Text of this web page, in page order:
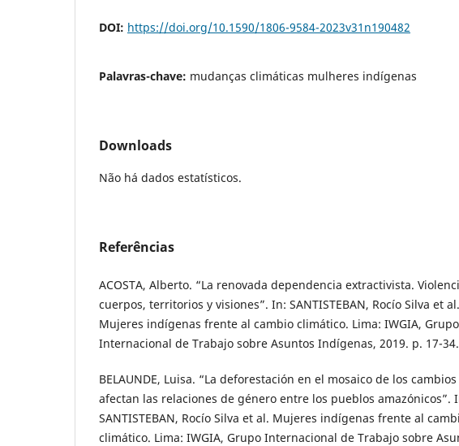
DOI: https://doi.org/10.1590/1806-9584-2023v31n190482
Palavras-chave: mudanças climáticas mulheres indígenas
Downloads
Não há dados estatísticos.
Referências
ACOSTA, Alberto. “La renovada dependencia extractivista.
cuerpos, territorios y visiones”. In: SANTISTEBAN, Rocío Silva et al.
Mujeres indígenas frente al cambio climático. Lima: IWGIA, Grupo
Internacional de Trabajo sobre Asuntos Indígenas, 2019. p. 17-34.
BELAUNDE, Luisa. “La deforestación en el mosaico de los
afectan las relaciones de género entre los pueblos amazónicos”.
SANTISTEBAN, Rocío Silva et al. Mujeres indígenas frente al
climático. Lima: IWGIA, Grupo Internacional de Trabajo sobre